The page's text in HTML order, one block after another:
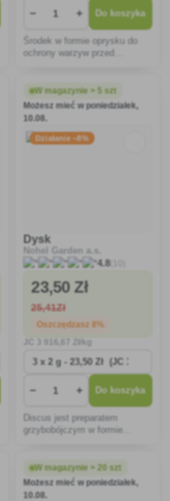
− + Do koszyka
Środek w formie oprysku do
ochrony warzyw przed
W magazynie > 5 szt
Możesz mieć w poniedziałek,
10.08.
Działanie −8%
Dysk
Nohel Garden a.s.
4.8(10)
23,50 Zł
25,41Zł
Oszczędzasz 8%
,67 Zł/kg
− + Do koszyka
Discus jest preparatem
grzybobójczym w formie
zwalczania parcha jabłoni i
zarazy jabłoni, winorośli
przeciwko mączniakowi
W magazynie > 20 szt
Możesz mieć w poniedziałek,
10.08.